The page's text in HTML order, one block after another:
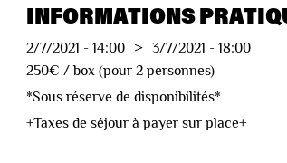
INFORMATIONS
2/7/2021 -14:00 > 3/7/2021 -18:00
250€ / box (pour 2 personnes)
*Sous réserve de disponibilités*
+Taxes de séjour à payer sur place+